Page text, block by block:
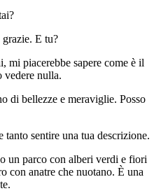
E tu?
mi piacerebbe sapere come è il
vedere nulla.
di bellezze e meraviglie. Posso
sentire una tua descrizione.
un parco con alberi verdi e fiori
con anatre che nuotano. È una